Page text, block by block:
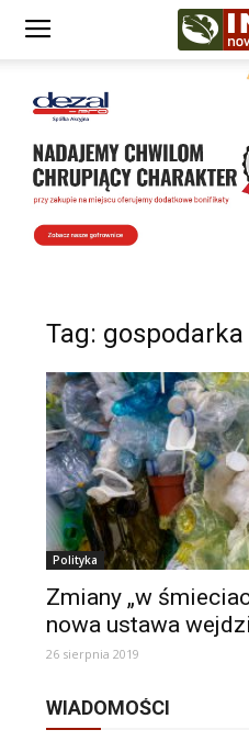
Tag:
Polityka
Zmiany „w
nowa ustawa
26 sierpnia 2019
WIADOMOŚCI